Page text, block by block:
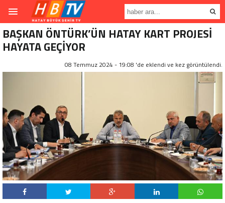
BAŞKAN ÖNTÜRK’ÜN HATAY KART PROJESİ
HAYATA GEÇİYOR
08 Temmuz 2024 - 19:08 'de eklendi ve kez görüntülendi.